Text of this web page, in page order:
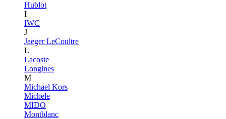
Hublot
I
IWC
J
Jaeger LeCoultre
L
Lacoste
Longines
M
Michael Kors
Michele
MIDO
Montblanc